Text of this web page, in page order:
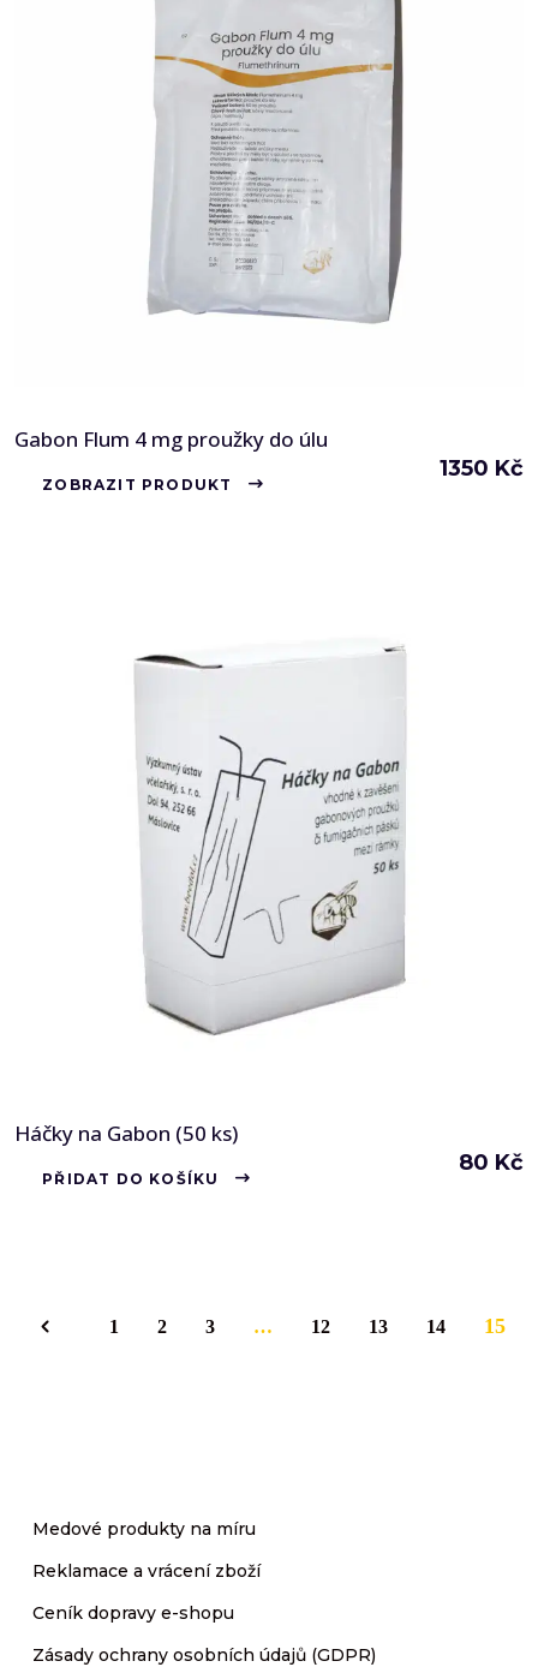
Gabon Flum 4 mg proužky do úlu
1350 Kč
ZOBRAZIT PRODUKT
Háčky na Gabon (50 ks)
80 Kč
PŘIDAT DO KOŠÍKU
1 2 3 … 12 13 14 15
Medové produkty na míru
Reklamace a vrácení zboží
Ceník dopravy e-shopu
Zásady ochrany osobních údajů (GDPR)